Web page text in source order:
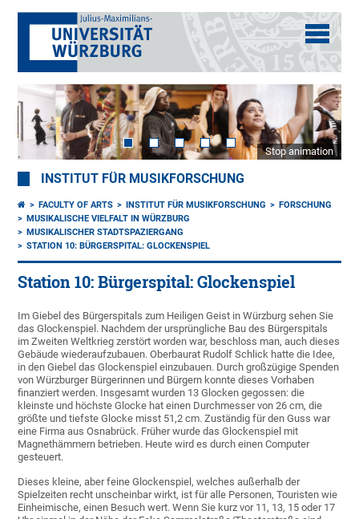
Stop animation
INSTITUT FÜR MUSIKFORSCHUNG
FACULTY OF ARTS INSTITUT FÜR MUSIKFORSCHUNG
FORSCHUNG
MUSIKALISCHE VIELFALT IN WÜRZBURG
MUSIKALISCHER STADTSPAZIERGANG
STATION 10: BÜRGERSPITAL: GLOCKENSPIEL
Station 10: Bürgerspital: Glockenspiel
Im Giebel des Bürgerspitals zum Heiligen Geist in Würzburg sehen Sie
das Glockenspiel. Nachdem der ursprüngliche Bau des Bürgerspitals
im Zweiten Weltkrieg zerstört worden war, beschloss man, auch dieses
Gebäude wiederaufzubauen. Oberbaurat Rudolf Schlick hatte die Idee,
in den Giebel das Glockenspiel einzubauen. Durch großzügige Spenden
von Würzburger Bürgerinnen und Bürgern konnte dieses Vorhaben
finanziert werden. Insgesamt wurden 13 Glocken gegossen: die
kleinste und höchste Glocke hat einen Durchmesser von 26 cm, die
größte und tiefste Glocke misst 51,2 cm. Zuständig für den Guss war
eine Firma aus Osnabrück. Früher wurde das Glockenspiel mit
Magnethämmern betrieben. Heute wird es durch einen Computer
gesteuert.
Dieses kleine, aber feine Glockenspiel, welches außerhalb der
Spielzeiten recht unscheinbar wirkt, ist für alle Personen, Touristen wie
Einheimische, einen Besuch wert. Wenn Sie kurz vor 11, 13, 15 oder 17